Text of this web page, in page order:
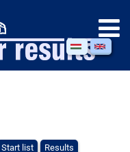
Start list
Results